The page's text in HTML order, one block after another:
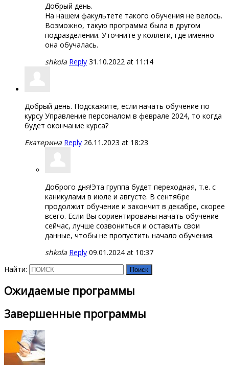
Добрый день.
На нашем факультете такого обучения не велось.
Возможно, такую программа была в другом
подразделении. Уточните у коллеги, где именно
она обучалась.
shkola Reply 31.10.2022 at 11:14
Добрый день. Подскажите, если начать обучение по
курсу Управление персоналом в феврале 2024, то когда
будет окончание курса?
Екатерина Reply 26.11.2023 at 18:23
Доброго дня!Эта группа будет переходная, т.е. с
каникулами в июле и августе. В сентябре
продолжит обучение и закончит в декабре, скорее
всего. Если Вы сориентированы начать обучение
сейчас, лучше созвониться и оставить свои
данные, чтобы не пропустить начало обучения.
shkola Reply 09.01.2024 at 10:37
Найти:
Ожидаемые программы
Завершенные программы